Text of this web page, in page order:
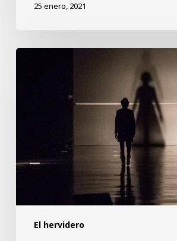
25 enero, 2021
El hervidero